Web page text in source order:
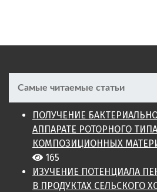
Самые читаемые статьи
ПОЛУЧЕНИЕ
АППАРАТЕ РОТОРНОГО
КОМПОЗИЦИОННЫХ
165
ИЗУЧЕНИЕ ПОТЕНЦИАЛА
В ПРОДУКТАХ СЕЛЬСКОГО